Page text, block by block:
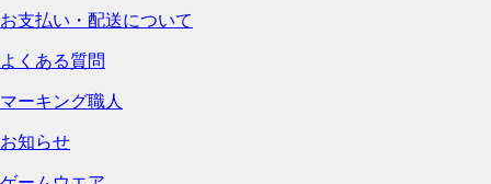
お支払い・配送について
よくある質問
マーキング職人
お知らせ